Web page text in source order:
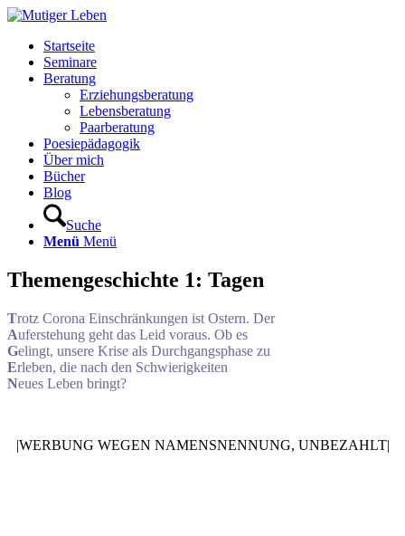
Startseite
Seminare
Beratung
Erziehungsberatung
Lebensberatung
Paarberatung
Poesiepädagogik
Über mich
Bücher
Blog
Suche
Menü Menü
Themengeschichte 1: Tagen
Trotz Corona Einschränkungen ist Ostern. Der
Auferstehung geht das Leid voraus. Ob es
Gelingt, unsere Krise als Durchgangsphase zu
Erleben, die nach den Schwierigkeiten
Neues Leben bringt?
|WERBUNG WEGEN NAMENSNENNUNG, UNBEZAHLT|